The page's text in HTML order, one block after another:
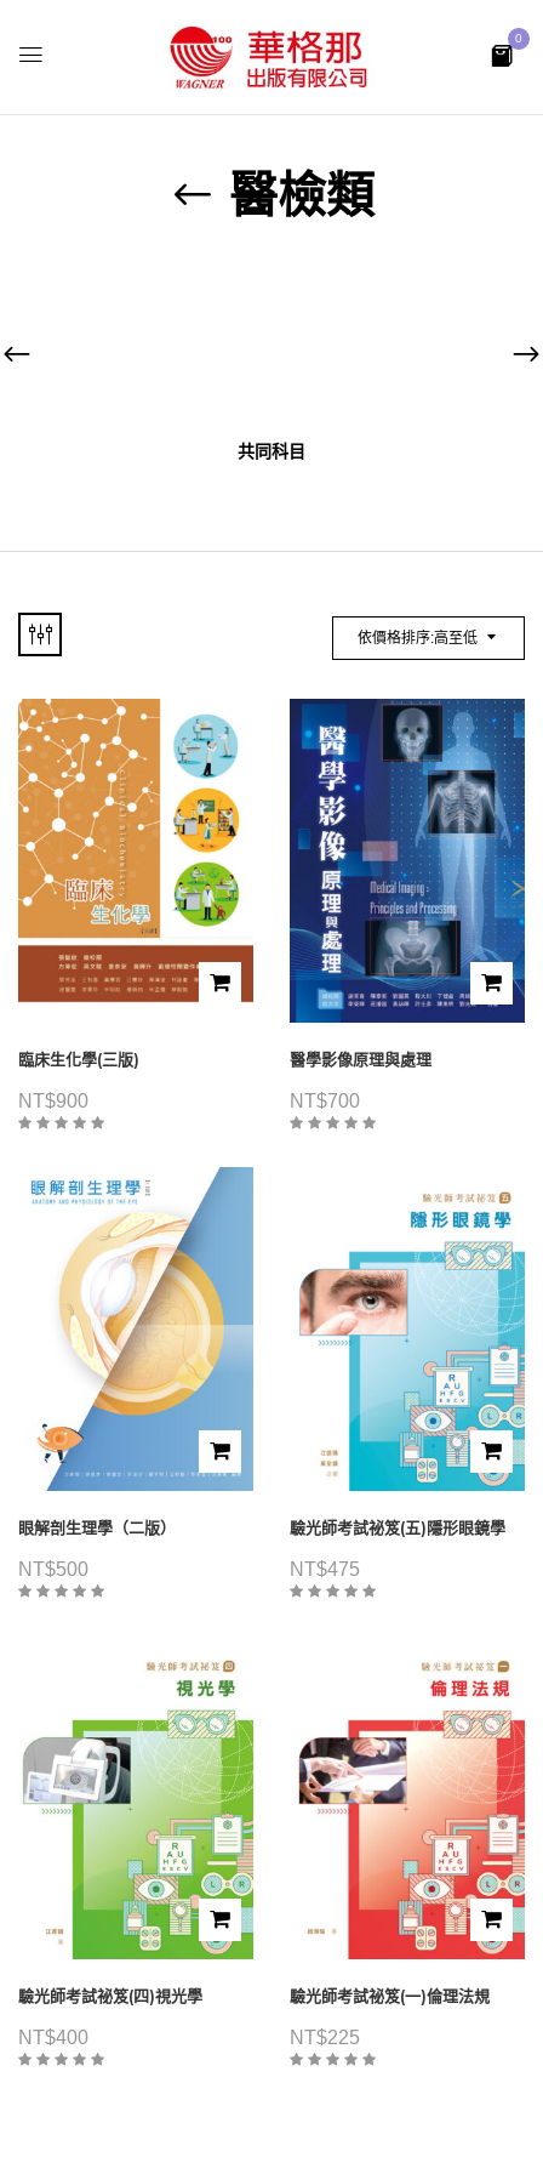
0
醫檢類
共同科目
依價格排序:高至低
臨床生化學(三版)
NT$900
醫學影像原理與處理
NT$700
眼解剖生理學（二版）
NT$500
驗光師考試祕笈(五)隱形眼鏡學
NT$475
驗光師考試祕笈(四)視光學
NT$400
驗光師考試祕笈(一)倫理法規
NT$225